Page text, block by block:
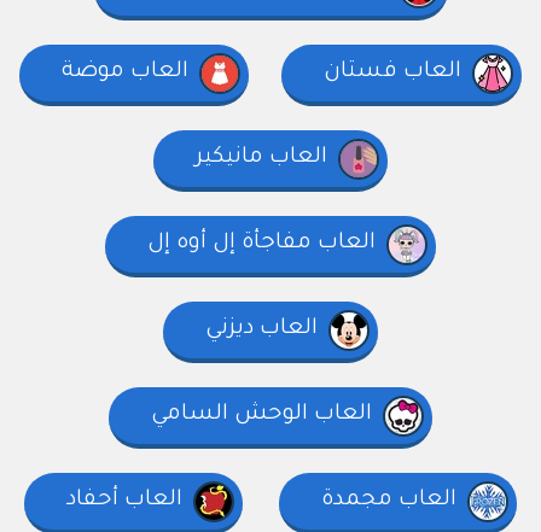
العاب فستان العاب موضة
العاب مانيكير
العاب مفاجأة إل أوه إل
العاب ديزني
العاب الوحش السامي
العاب مجمدة العاب أحفاد